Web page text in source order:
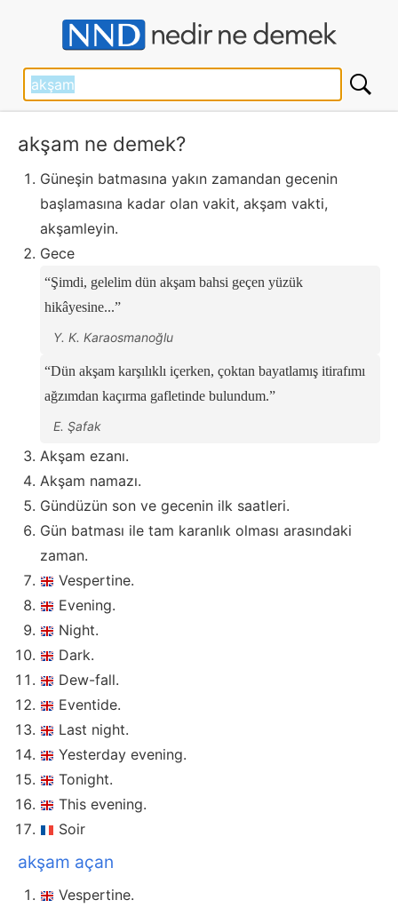
akşam ne demek?
Güneşin batmasına yakın zamandan gecenin
başlamasına kadar olan vakit, akşam vakti,
akşamleyin.
Gece
Şimdi, gelelim dün akşam bahsi geçen yüzük
hikâyesine...
Y. K. Karaosmanoğlu
Dün akşam karşılıklı içerken, çoktan bayatlamış itirafımı
ağzımdan kaçırma gafletinde bulundum.
E. Şafak
Akşam ezanı.
Akşam namazı.
Gündüzün son ve gecenin ilk saatleri.
Gün batması ile tam karanlık olması arasındaki
zaman.
Vespertine.
Evening.
Night.
Dark.
Dew-fall.
Eventide.
Last night.
Yesterday evening.
Tonight.
This evening.
Soir
akşam açan
Vespertine.